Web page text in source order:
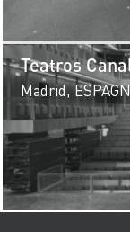
Teatros
Madrid,